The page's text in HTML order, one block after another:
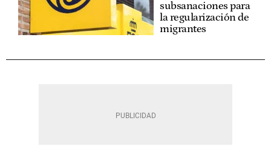
subsanaciones para
la regularización de
migrantes